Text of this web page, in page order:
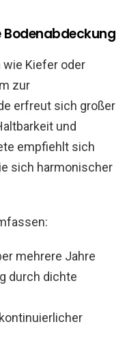
wie Kiefer oder
zur
erfreut sich großer
und
empfiehlt sich
sich harmonischer
mehrere Jahre
durch dichte